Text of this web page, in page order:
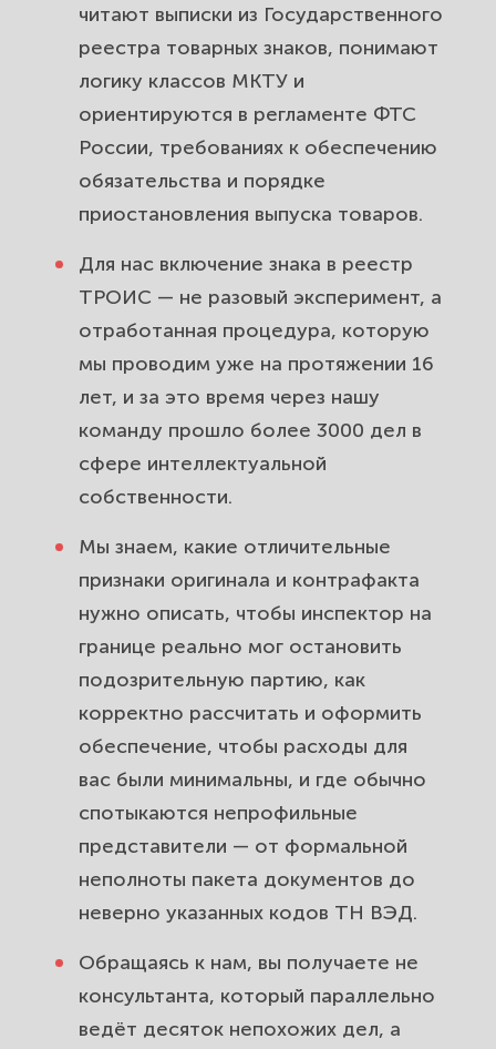
Параллельный импорт и «серый»
ввоз: как реестр ТРОИС
возвращает вам контроль над
поставками бренда.
Внесение в реестр или судебный
спор: когда ТРОИС — лучший
знака.
Сколько стоит и сколько длится
внесение знака в реестр:
сроками ТРОИС.
Почему защиту бренда на
таможне доверяют «Высшей
читают выписки из Государственного
реестра товарных знаков, понимают
логику классов МКТУ и
ориентируются в регламенте ФТС
России, требованиях к обеспечению
обязательства и порядке
приостановления выпуска товаров.
Для нас включение знака в реестр
ТРОИС — не разовый эксперимент, а
отработанная процедура, которую
мы проводим уже на протяжении 16
лет, и за это время через нашу
команду прошло более 3000 дел в
сфере интеллектуальной
собственности.
Мы знаем, какие отличительные
признаки оригинала и контрафакта
нужно описать, чтобы инспектор на
границе реально мог остановить
подозрительную партию, как
корректно рассчитать и оформить
обеспечение, чтобы расходы для
вас были минимальны, и где обычно
спотыкаются непрофильные
представители — от формальной
неполноты пакета документов до
неверно указанных кодов ТН ВЭД.
Обращаясь к нам, вы получаете не
консультанта, который параллельно
ведёт десяток непохожих дел, а